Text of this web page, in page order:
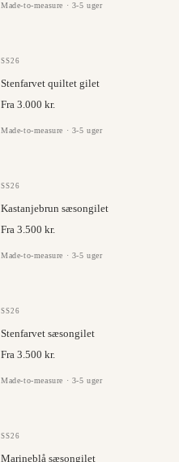
Made-to-measure · 3-5 uger
SS26
Stenfarvet quiltet gilet
Fra 3.000 kr.
Made-to-measure · 3-5 uger
SS26
Kastanjebrun sæsongilet
Fra 3.500 kr.
Made-to-measure · 3-5 uger
SS26
Stenfarvet sæsongilet
Fra 3.500 kr.
Made-to-measure · 3-5 uger
SS26
Marineblå sæsongilet